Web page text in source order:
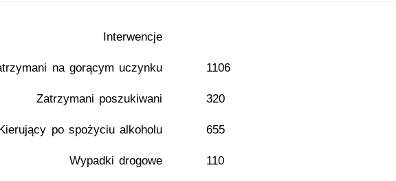
Interwencje
na gorącym uczynku 1106
Zatrzymani poszukiwani 320
po spożyciu alkoholu 655
Wypadki drogowe 110